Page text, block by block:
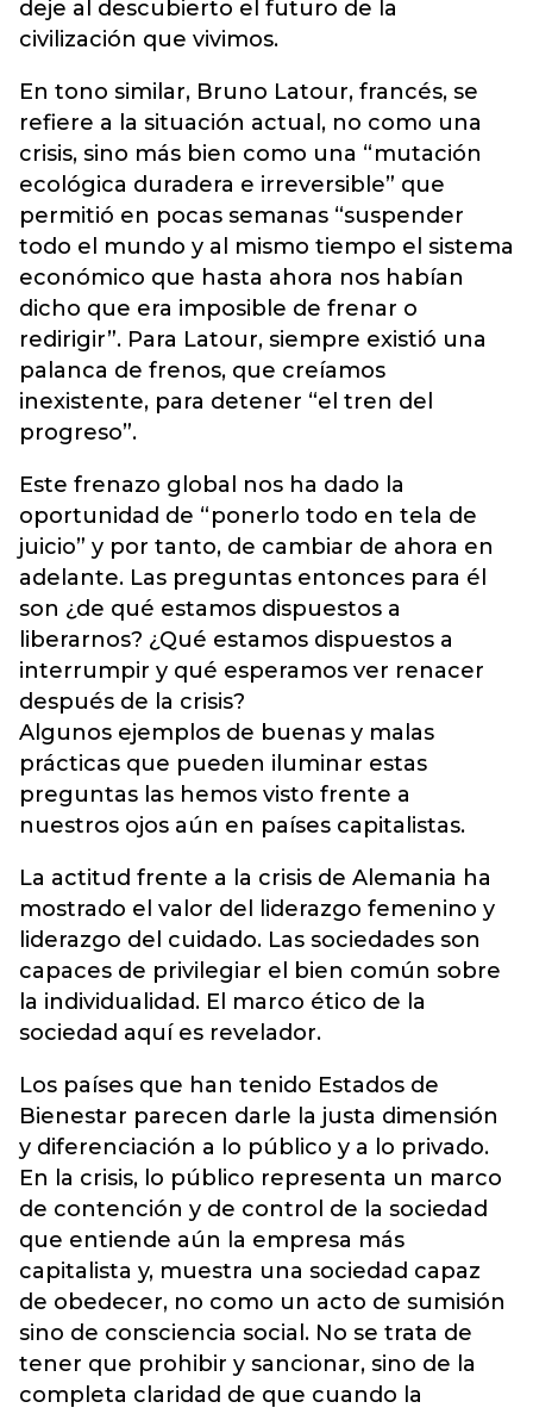
deje al descubierto el futuro de la
civilización que vivimos.
En tono similar, Bruno Latour, francés, se
refiere a la situación actual, no como una
crisis, sino más bien como una “mutación
ecológica duradera e irreversible” que
permitió en pocas semanas “suspender
todo el mundo y al mismo tiempo el sistema
económico que hasta ahora nos habían
dicho que era imposible de frenar o
redirigir”. Para Latour, siempre existió una
palanca de frenos, que creíamos
inexistente, para detener “el tren del
progreso”.
Este frenazo global nos ha dado la
oportunidad de “ponerlo todo en tela de
juicio” y por tanto, de cambiar de ahora en
adelante. Las preguntas entonces para él
son ¿de qué estamos dispuestos a
liberarnos? ¿Qué estamos dispuestos a
interrumpir y qué esperamos ver renacer
después de la crisis?
Algunos ejemplos de buenas y malas
prácticas que pueden iluminar estas
preguntas las hemos visto frente a
nuestros ojos aún en países capitalistas.
La actitud frente a la crisis de Alemania ha
mostrado el valor del liderazgo femenino y
liderazgo del cuidado. Las sociedades son
capaces de privilegiar el bien común sobre
la individualidad. El marco ético de la
sociedad aquí es revelador.
Los países que han tenido Estados de
Bienestar parecen darle la justa dimensión
y diferenciación a lo público y a lo privado.
En la crisis, lo público representa un marco
de contención y de control de la sociedad
que entiende aún la empresa más
capitalista y, muestra una sociedad capaz
de obedecer, no como un acto de sumisión
sino de consciencia social. No se trata de
tener que prohibir y sancionar, sino de la
completa claridad de que cuando la